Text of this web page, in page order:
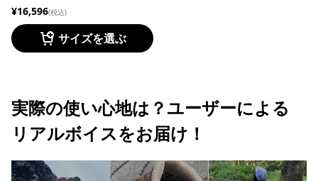
¥16,596(税込)
サイズを選ぶ
実際の使い心地は？ユーザーによる
リアルボイスをお届け！